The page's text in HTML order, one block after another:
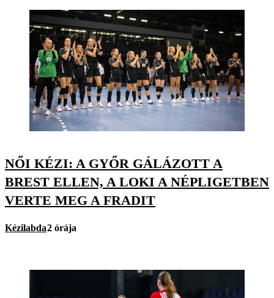
NŐI KÉZI: A GYŐR GÁLÁZOTT A
BREST ELLEN, A LOKI A NÉPLIGETBEN
VERTE MEG A FRADIT
Kézilabda2 órája